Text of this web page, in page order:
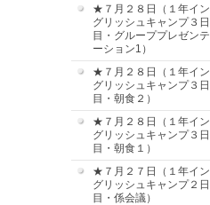
★７月２８日（１年イン
グリッシュキャンプ３日
目・グループプレゼンテ
ーション1）
★７月２８日（１年イン
グリッシュキャンプ３日
目・朝食２）
★７月２８日（１年イン
グリッシュキャンプ３日
目・朝食１）
★７月２７日（１年イン
グリッシュキャンプ２日
目・係会議）